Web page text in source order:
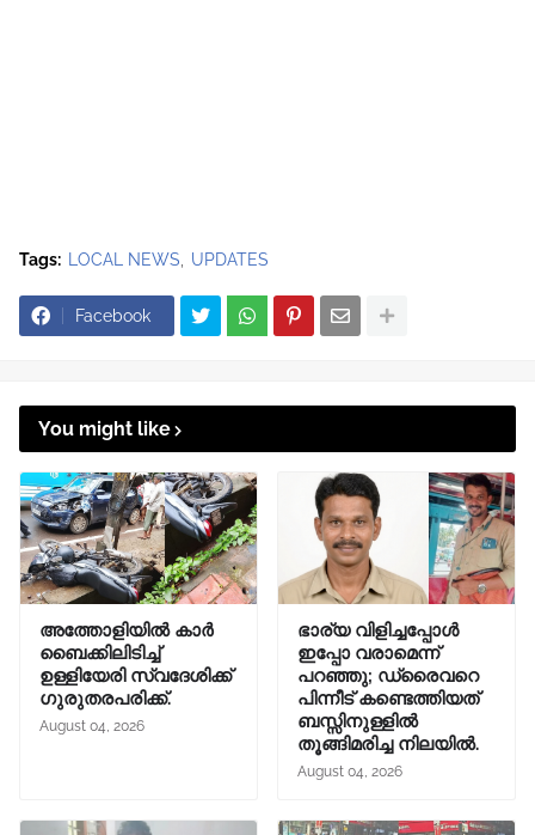
Tags: LOCAL NEWS UPDATES
Facebook
You might like
അത്തോളിയിൽ കാർ
ബൈക്കിലിടിച്ച്
ഉള്ളിയേരി സ്വദേശിക്ക്
ഗുരുതരപരിക്ക്.
August 04, 2026
ഭാര്യ വിളിച്ചപ്പോള്‍
ഇപ്പോ വരാമെന്ന്
പറഞ്ഞു; ഡ്രൈവറെ
പിന്നീട് കണ്ടെത്തിയത്
ബസ്സിനുള്ളില്‍
തൂങ്ങിമരിച്ച നിലയിൽ.
August 04, 2026